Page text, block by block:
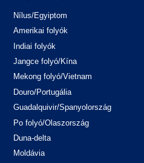
Nílus/Egyiptom
Amerikai folyók
Indiai folyók
Jangce folyó/Kína
Mekong folyó/Vietnam
Douro/Portugália
Guadalquivir/Spanyolország
Po folyó/Olaszország
Duna-delta
Moldávia